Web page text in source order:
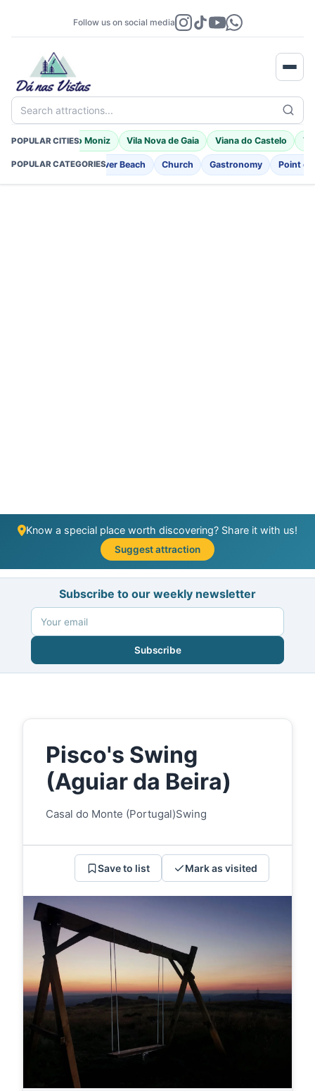
Follow us on social media
Search attractions...
POPULAR CITIES
Braga Porto Moniz Vila Nova de Gaia Viana do Castelo
POPULAR CATEGORIES
Fortifications River Beach Church Gastronomy Point of
Know a special place worth discovering? Share it with us!
Suggest attraction
Subscribe to our weekly newsletter
Subscribe
Pisco's Swing
(Aguiar da Beira)
Casal do Monte (Portugal)Swing
Save to list Mark as visited